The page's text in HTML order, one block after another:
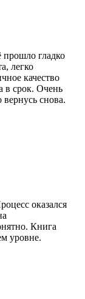
прошло гладко
легко
качество
в срок. Очень
вернусь снова.
оказался
Книга
уровне.